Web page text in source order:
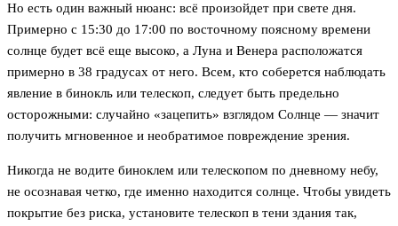
Но есть один важный нюанс: всё произойдет при свете дня.
Примерно с 15:30 до 17:00 по восточному поясному времени
солнце будет всё еще высоко, а Луна и Венера расположатся
примерно в 38 градусах от него. Всем, кто соберется наблюдать
явление в бинокль или телескоп, следует быть предельно
осторожными: случайно «зацепить» взглядом Солнце — значит
получить мгновенное и необратимое повреждение зрения.
Никогда не водите биноклем или телескопом по дневному небу,
не осознавая четко, где именно находится солнце. Чтобы увидеть
покрытие без риска, установите телескоп в тени здания так,